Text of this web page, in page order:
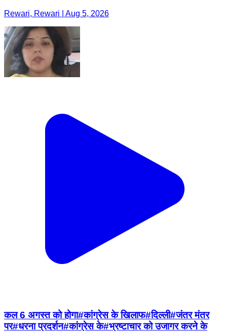
Rewari, Rewari | Aug 5, 2026
कल 6 अगस्त को होगा#कांग्रेस के खिलाफ#दिल्ली#जंतर मंतर
पर#धरना प्रदर्शन#कांग्रेस के#भ्रष्टाचार को उजागर करने के